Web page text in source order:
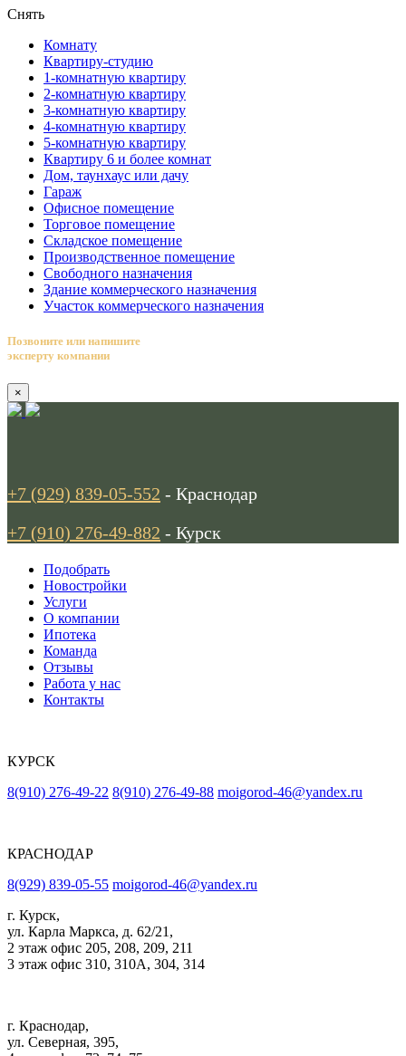
Снять
Комнату
Квартиру-студию
1-комнатную квартиру
2-комнатную квартиру
3-комнатную квартиру
4-комнатную квартиру
5-комнатную квартиру
Квартиру 6 и более комнат
Дом, таунхаус или дачу
Гараж
Офисное помещение
Торговое помещение
Складское помещение
Производственное помещение
Свободного назначения
Здание коммерческого назначения
Участок коммерческого назначения
Позвоните или напишите
эксперту компании
×
+7 (929) 839-05-552 - Краснодар
+7 (910) 276-49-882 - Курск
Подобрать
Новостройки
Услуги
О компании
Ипотека
Команда
Отзывы
Работа у нас
Контакты
КУРСК
8(910) 276-49-22 8(910) 276-49-88 moigorod-46@yandex.ru
КРАСНОДАР
8(929) 839-05-55 moigorod-46@yandex.ru
г. Курск,
ул. Карла Маркса, д. 62/21,
2 этаж офис 205, 208, 209, 211
3 этаж офис 310, 310А, 304, 314
г. Краснодар,
ул. Северная, 395,